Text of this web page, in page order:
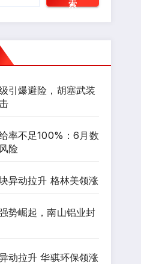
索
引爆避险，胡塞武装
率不足100%：6月数
险
异动拉升 格林美领涨
势崛起，南山铝业封
动拉升 华骐环保领涨